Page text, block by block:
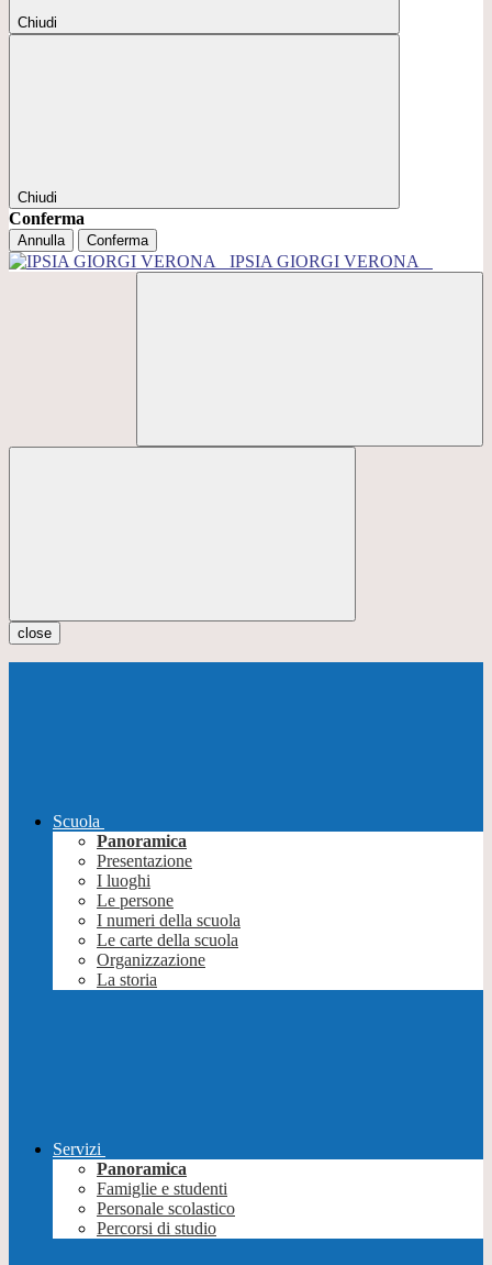
Chiudi
Chiudi
Conferma
Annulla Conferma
IPSIA GIORGI VERONA
close
Scuola
Panoramica
Presentazione
I luoghi
Le persone
I numeri della scuola
Le carte della scuola
Organizzazione
La storia
Servizi
Panoramica
Famiglie e studenti
Personale scolastico
Percorsi di studio